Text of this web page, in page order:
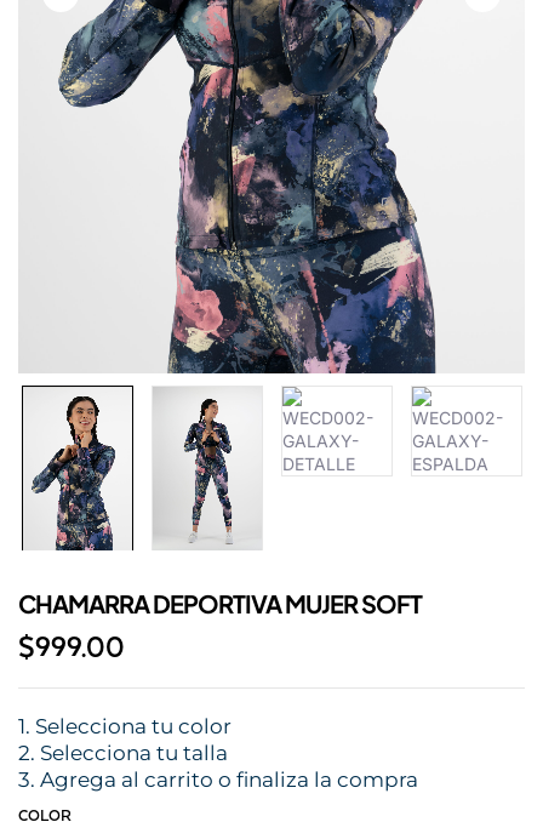
CHAMARRA DEPORTIVA MUJER SOFT
$999.00
1. Selecciona tu color
2. Selecciona tu talla
3. Agrega al carrito o finaliza la compra
COLOR